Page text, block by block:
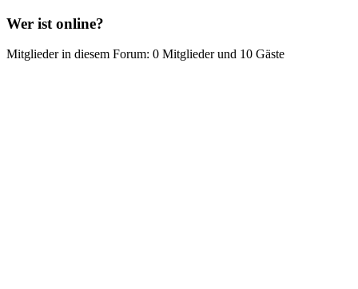
Wer ist online?
Mitglieder in diesem Forum: 0 Mitglieder und 10 Gäste